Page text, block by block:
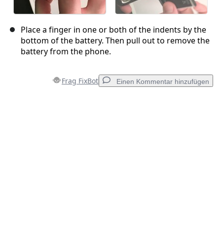
Place a finger in one or both of the indents by the
bottom of the battery. Then pull out to remove the
battery from the phone.
Frag FixBot Einen Kommentar hinzufügen